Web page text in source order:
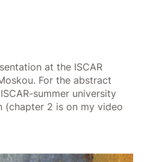
at the ISCAR
For the abstract
summer university
(chapter 2 is on my video